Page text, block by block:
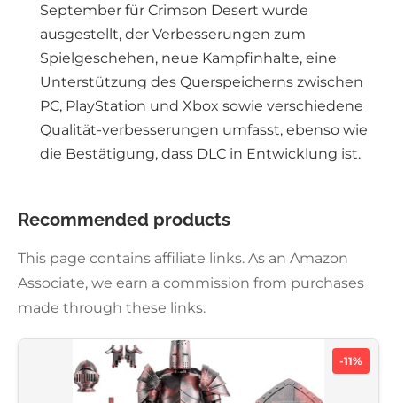
September für Crimson Desert wurde
ausgestellt, der Verbesserungen zum
Spielgeschehen, neue Kampfinhalte, eine
Unterstützung des Querspeicherns zwischen
PC, PlayStation und Xbox sowie verschiedene
Qualität-verbesserungen umfasst, ebenso wie
die Bestätigung, dass DLC in Entwicklung ist.
Recommended products
This page contains affiliate links. As an Amazon
Associate, we earn a commission from purchases
made through these links.
-11%